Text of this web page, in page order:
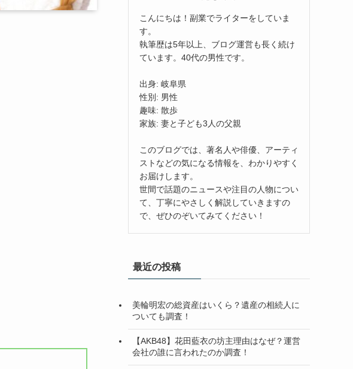
こんにちは！副業でライターをしていま
す。
執筆歴は5年以上、ブログ運営も長く続け
ています。40代の男性です。
出身: 岐阜県
性別: 男性
趣味: 散歩
家族: 妻と子ども3人の父親
このブログでは、著名人や俳優、アーティ
ストなどの気になる情報を、わかりやすく
お届けします。
世間で話題のニュースや注目の人物につい
て、丁寧にやさしく解説していきますの
で、ぜひのぞいてみてください！
最近の投稿
美輪明宏の総資産はいくら？遺産の相続人に
ついても調査！
【AKB48】花田藍衣の坊主理由はなぜ？運営
会社の誰に言われたのか調査！